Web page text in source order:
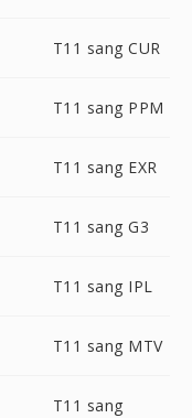
T11 sang CUR
T11 sang PPM
T11 sang EXR
T11 sang G3
T11 sang IPL
T11 sang MTV
T11 sang